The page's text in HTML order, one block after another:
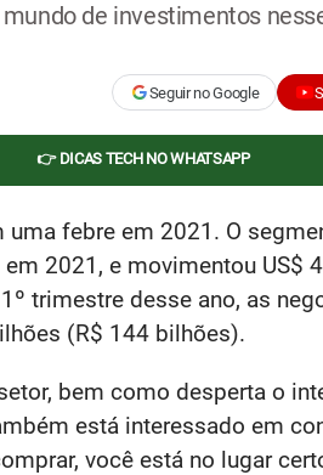
de investimentos
Seguir no Google
👉 DICAS TECH NO WHATSAPP
febre em 2021. O
2021, e movimentou US$
trimestre desse ano, as
(R$ 144 bilhões).
bem como desperta o
está interessado em
você está no lugar